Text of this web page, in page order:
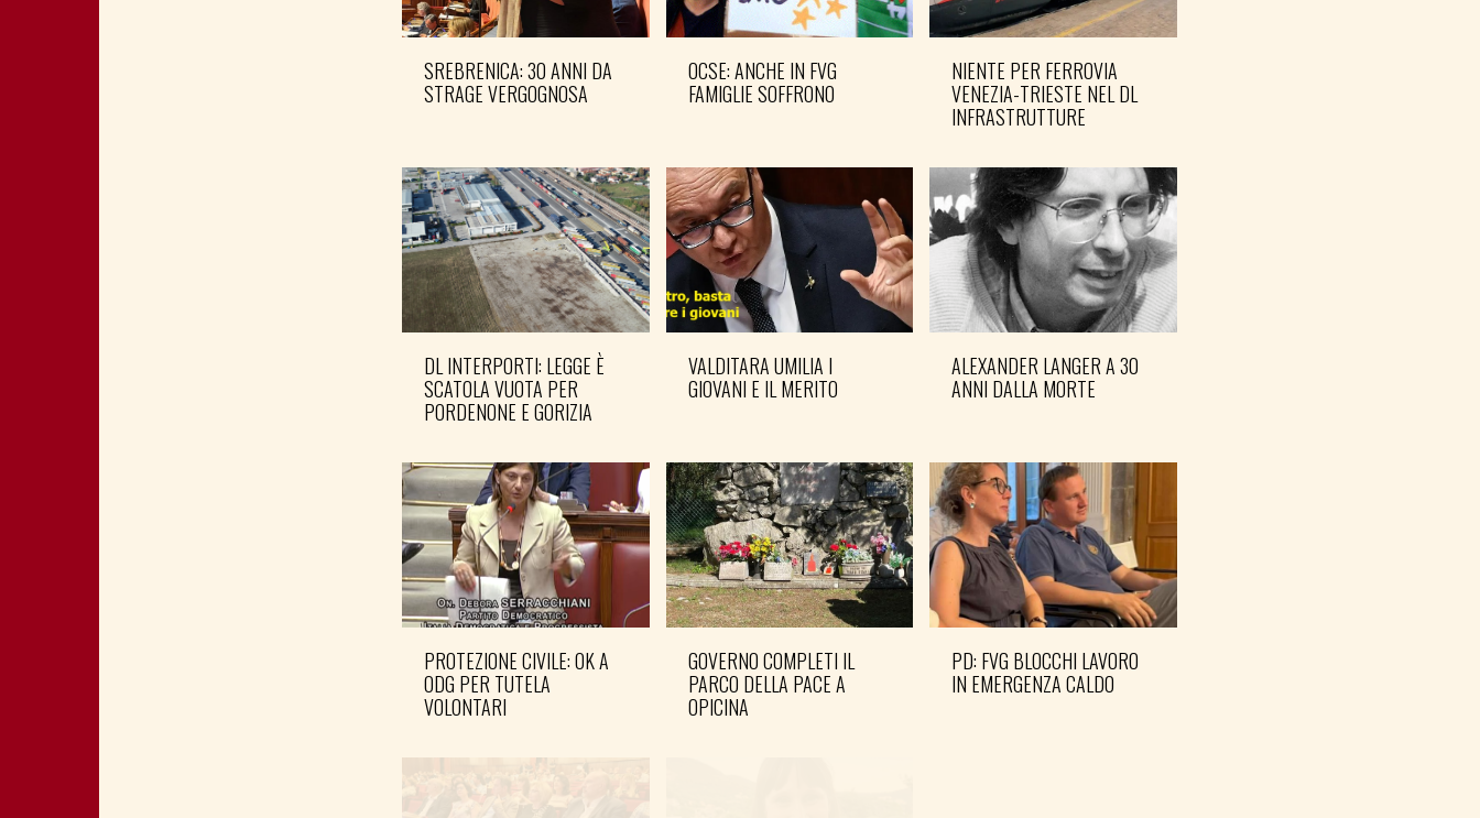
SREBRENICA: 30 ANNI DA
STRAGE VERGOGNOSA
OCSE: ANCHE IN FVG
FAMIGLIE SOFFRONO
NIENTE PER FERROVIA
VENEZIA-TRIESTE NEL DL
INFRASTRUTTURE
DL INTERPORTI: LEGGE È
SCATOLA VUOTA PER
PORDENONE E GORIZIA
VALDITARA UMILIA I
GIOVANI E IL MERITO
ALEXANDER LANGER A 30
ANNI DALLA MORTE
PROTEZIONE CIVILE: OK A
ODG PER TUTELA
VOLONTARI
GOVERNO COMPLETI IL
PARCO DELLA PACE A
OPICINA
PD: FVG BLOCCHI LAVORO
IN EMERGENZA CALDO